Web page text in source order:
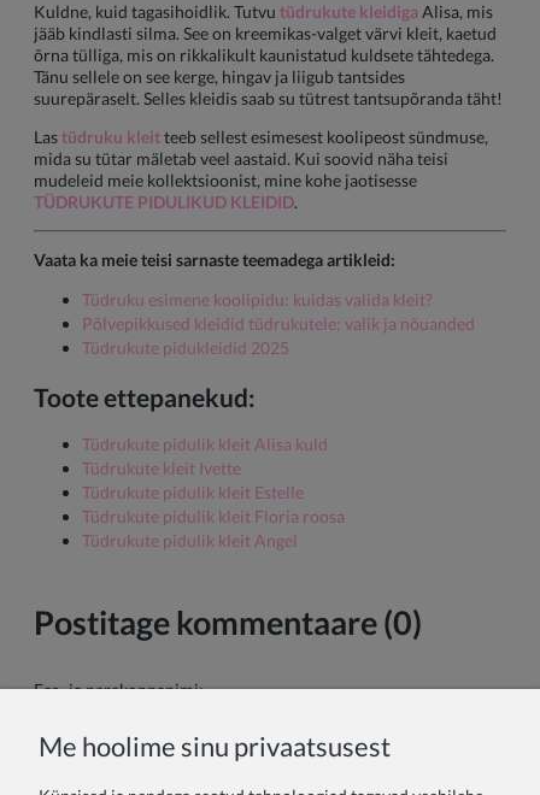
Kuldne, kuid tagasihoidlik. Tutvu tüdrukute kleidigaAlisa, mis
jääb kindlasti silma. See on kreemikas-valget värvi kleit, kaetud
õrna tülliga, mis on rikkalikult kaunistatud kuldsete tähtedega.
Tänu sellele on see kerge, hingav ja liigub tantsides
suurepäraselt. Selles kleidis saab su tütrest tantsupõranda täht!
Lastüdruku kleitteeb sellest esimesest koolipeost sündmuse,
mida su tütar mäletab veel aastaid. Kui soovid näha teisi
mudeleid meie kollektsioonist, mine kohe jaotisesse
TÜDRUKUTE PIDULIKUD KLEIDID.
Vaata ka meie teisi sarnaste teemadega artikleid:
Tüdruku esimene koolipidu: kuidas valida kleit?
Põlvepikkused kleidid tüdrukutele: valik ja nõuanded
Tüdrukute pidukleidid 2025
Toote ettepanekud:
Tüdrukute pidulik kleit Alisa kuld
Tüdrukute kleit Ivette
Tüdrukute pidulik kleit Estelle
Tüdrukute pidulik kleit Floria roosa
Tüdrukute pidulik kleit Angel
Postitage kommentaare (0)
Ees- ja perekonnanimi:
Me hoolime sinu privaatsusest